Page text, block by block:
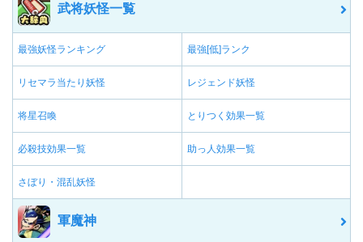
武将妖怪一覧
最強妖怪ランキング 最強[低]ランク
リセマラ当たり妖怪 レジェンド妖怪
将星召喚 とりつく効果一覧
必殺技効果一覧 助っ人効果一覧
さぼり・混乱妖怪
軍魔神